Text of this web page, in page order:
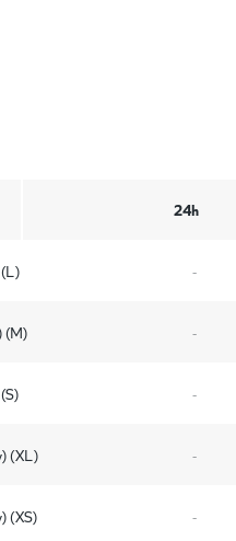
24h
-
(M) -
-
(XL) -
(XS) -